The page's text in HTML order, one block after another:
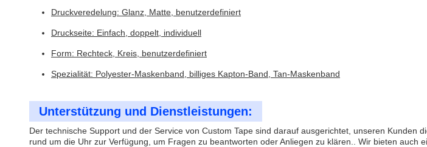
Druckveredelung: Glanz, Matte, benutzerdefiniert
Druckseite: Einfach, doppelt, individuell
Form: Rechteck, Kreis, benutzerdefiniert
Spezialität: Polyester-Maskenband, billiges Kapton-Band, Tan-Maskenband
Unterstützung und Dienstleistungen:
Der technische Support und der Service von Custom Tape sind darauf ausgerichtet, unseren
rund um die Uhr zur Verfügung, um Fragen zu beantworten oder Anliegen zu klären.. Wir bieten